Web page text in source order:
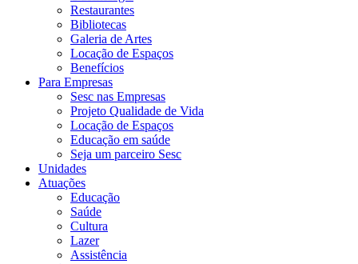
Restaurantes
Bibliotecas
Galeria de Artes
Locação de Espaços
Benefícios
Para Empresas
Sesc nas Empresas
Projeto Qualidade de Vida
Locação de Espaços
Educação em saúde
Seja um parceiro Sesc
Unidades
Atuações
Educação
Saúde
Cultura
Lazer
Assistência